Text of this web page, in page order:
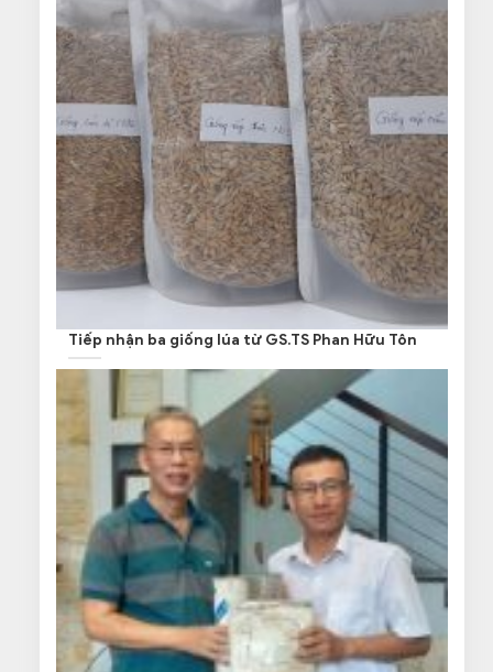
Tiếp nhận ba giống lúa từ GS.TS Phan Hữu Tôn